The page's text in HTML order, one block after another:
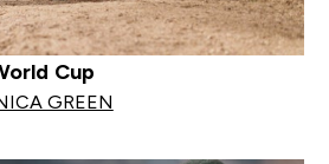
Cup
GREEN